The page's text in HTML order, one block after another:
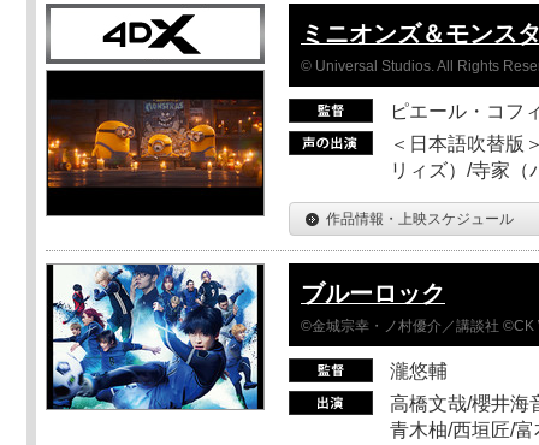
ミニオンズ＆モンス
© Universal Studios. All Rights
ピエール・コフ
＜日本語吹替版
リィズ）/寺家（
作品情報・上映スケジュール
ブルーロック
©金城宗幸・ノ村優介／講談社 ©CK
瀧悠輔
高橋文哉/櫻井海
青木柚/西垣匠/